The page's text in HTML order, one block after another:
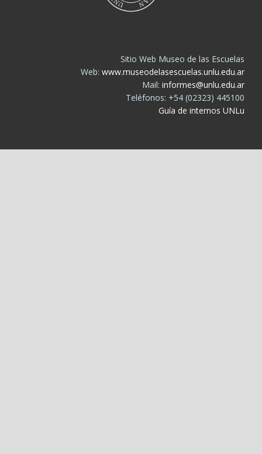
Sitio Web Museo de las Escuelas
Web: www.museodelasescuelas.unlu.edu.ar
Mail: informes@unlu.edu.ar
Teléfonos: +54 (02323) 445100
Guía de internos UNLu